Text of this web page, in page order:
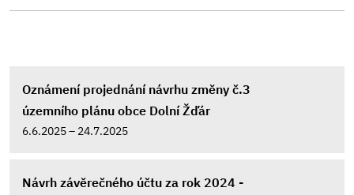
Oznámení projednání návrhu změny č.3
územního plánu obce Dolní Žďár
6.6.2025 – 24.7.2025
Návrh závěrečného účtu za rok 2024 -